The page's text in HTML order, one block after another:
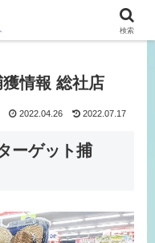
におまかせ！
獲情報 総社店
2022.04.26 2022.07.17
ーゲット捕
検索